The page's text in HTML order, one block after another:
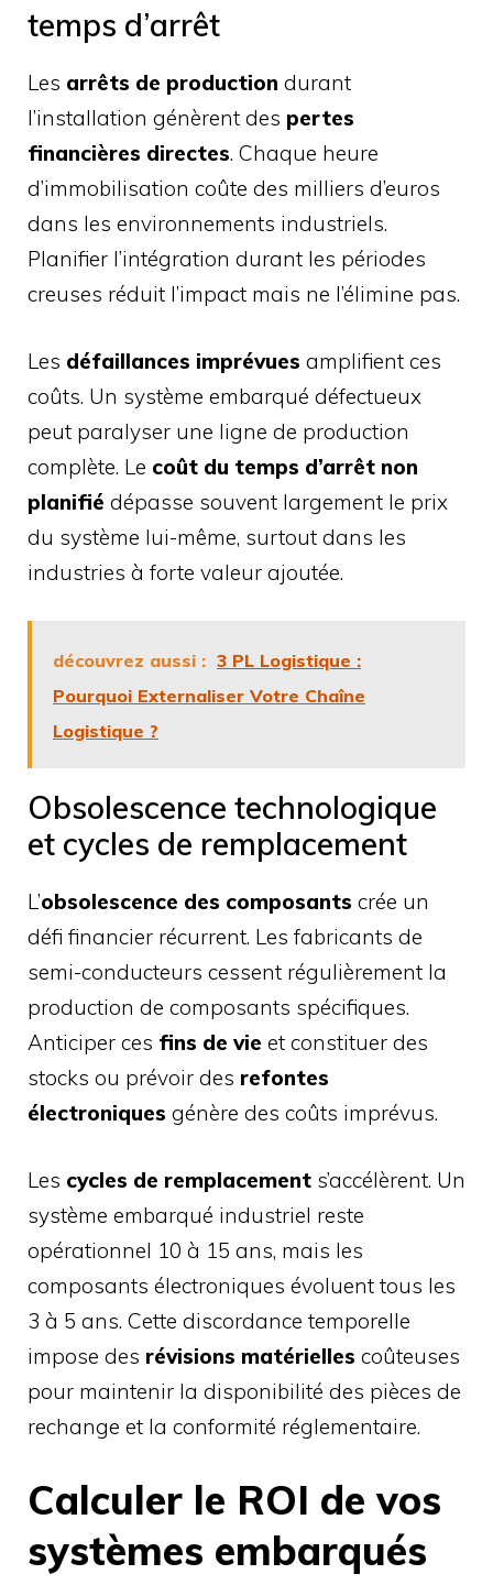
temps d’arrêt
Les arrêts de production durant
l’installation génèrent des pertes
financières directes. Chaque heure
d’immobilisation coûte des milliers d’euros
dans les environnements industriels.
Planifier l’intégration durant les périodes
creuses réduit l’impact mais ne l’élimine pas.
Les défaillances imprévues amplifient ces
coûts. Un système embarqué défectueux
peut paralyser une ligne de production
complète. Le coût du temps d’arrêt non
planifié dépasse souvent largement le prix
du système lui-même, surtout dans les
industries à forte valeur ajoutée.
découvrez aussi : 3 PL Logistique :
Pourquoi Externaliser Votre Chaîne
Logistique ?
Obsolescence technologique
et cycles de remplacement
L’obsolescence des composants crée un
défi financier récurrent. Les fabricants de
semi-conducteurs cessent régulièrement la
production de composants spécifiques.
Anticiper ces fins de vie et constituer des
stocks ou prévoir des refontes
électroniques génère des coûts imprévus.
Les cycles de remplacement s’accélèrent. Un
système embarqué industriel reste
opérationnel 10 à 15 ans, mais les
composants électroniques évoluent tous les
3 à 5 ans. Cette discordance temporelle
impose des révisions matérielles coûteuses
pour maintenir la disponibilité des pièces de
rechange et la conformité réglementaire.
Calculer le ROI de vos
systèmes embarqués